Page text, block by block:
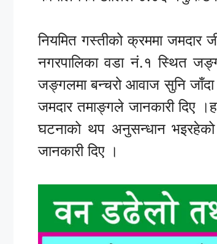
नियमित गस्तीको क्रममा जमदार
नगरपालिका वडा नं.१ स्थित
जङ्गलमा बन्चरो आवाज सुनि जाँदा
जमदार तमाङ्गले जानकारी दिए
घटनाको थप अनुसन्धान
जानकारी दिए ।